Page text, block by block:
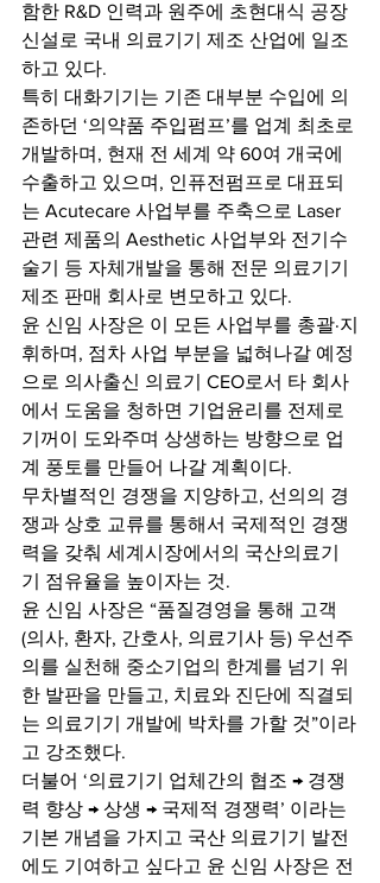
함한 R&D 인력과 원주에 초현대식 공장
신설로 국내 의료기기 제조 산업에 일조
하고 있다.
특히 대화기기는 기존 대부분 수입에 의
존하던 ‘의약품 주입펌프’를 업계 최초로
개발하며, 현재 전 세계 약 60여 개국에
수출하고 있으며, 인퓨전펌프로 대표되
는 Acutecare 사업부를 주축으로 Laser
관련 제품의 Aesthetic 사업부와 전기수
술기 등 자체개발을 통해 전문 의료기기
제조 판매 회사로 변모하고 있다.
윤 신임 사장은 이 모든 사업부를 총괄·지
휘하며, 점차 사업 부분을 넓혀나갈 예정
으로 의사출신 의료기 CEO로서 타 회사
에서 도움을 청하면 기업윤리를 전제로
기꺼이 도와주며 상생하는 방향으로 업
계 풍토를 만들어 나갈 계획이다.
무차별적인 경쟁을 지양하고, 선의의 경
쟁과 상호 교류를 통해서 국제적인 경쟁
력을 갖춰 세계시장에서의 국산의료기
기 점유율을 높이자는 것.
윤 신임 사장은 “품질경영을 통해 고객
(의사, 환자, 간호사, 의료기사 등) 우선주
의를 실천해 중소기업의 한계를 넘기 위
한 발판을 만들고, 치료와 진단에 직결되
는 의료기기 개발에 박차를 가할 것”이라
고 강조했다.
더불어 ‘의료기기 업체간의 협조 → 경쟁
력 향상 → 상생 → 국제적 경쟁력’ 이라는
기본 개념을 가지고 국산 의료기기 발전
에도 기여하고 싶다고 윤 신임 사장은 전